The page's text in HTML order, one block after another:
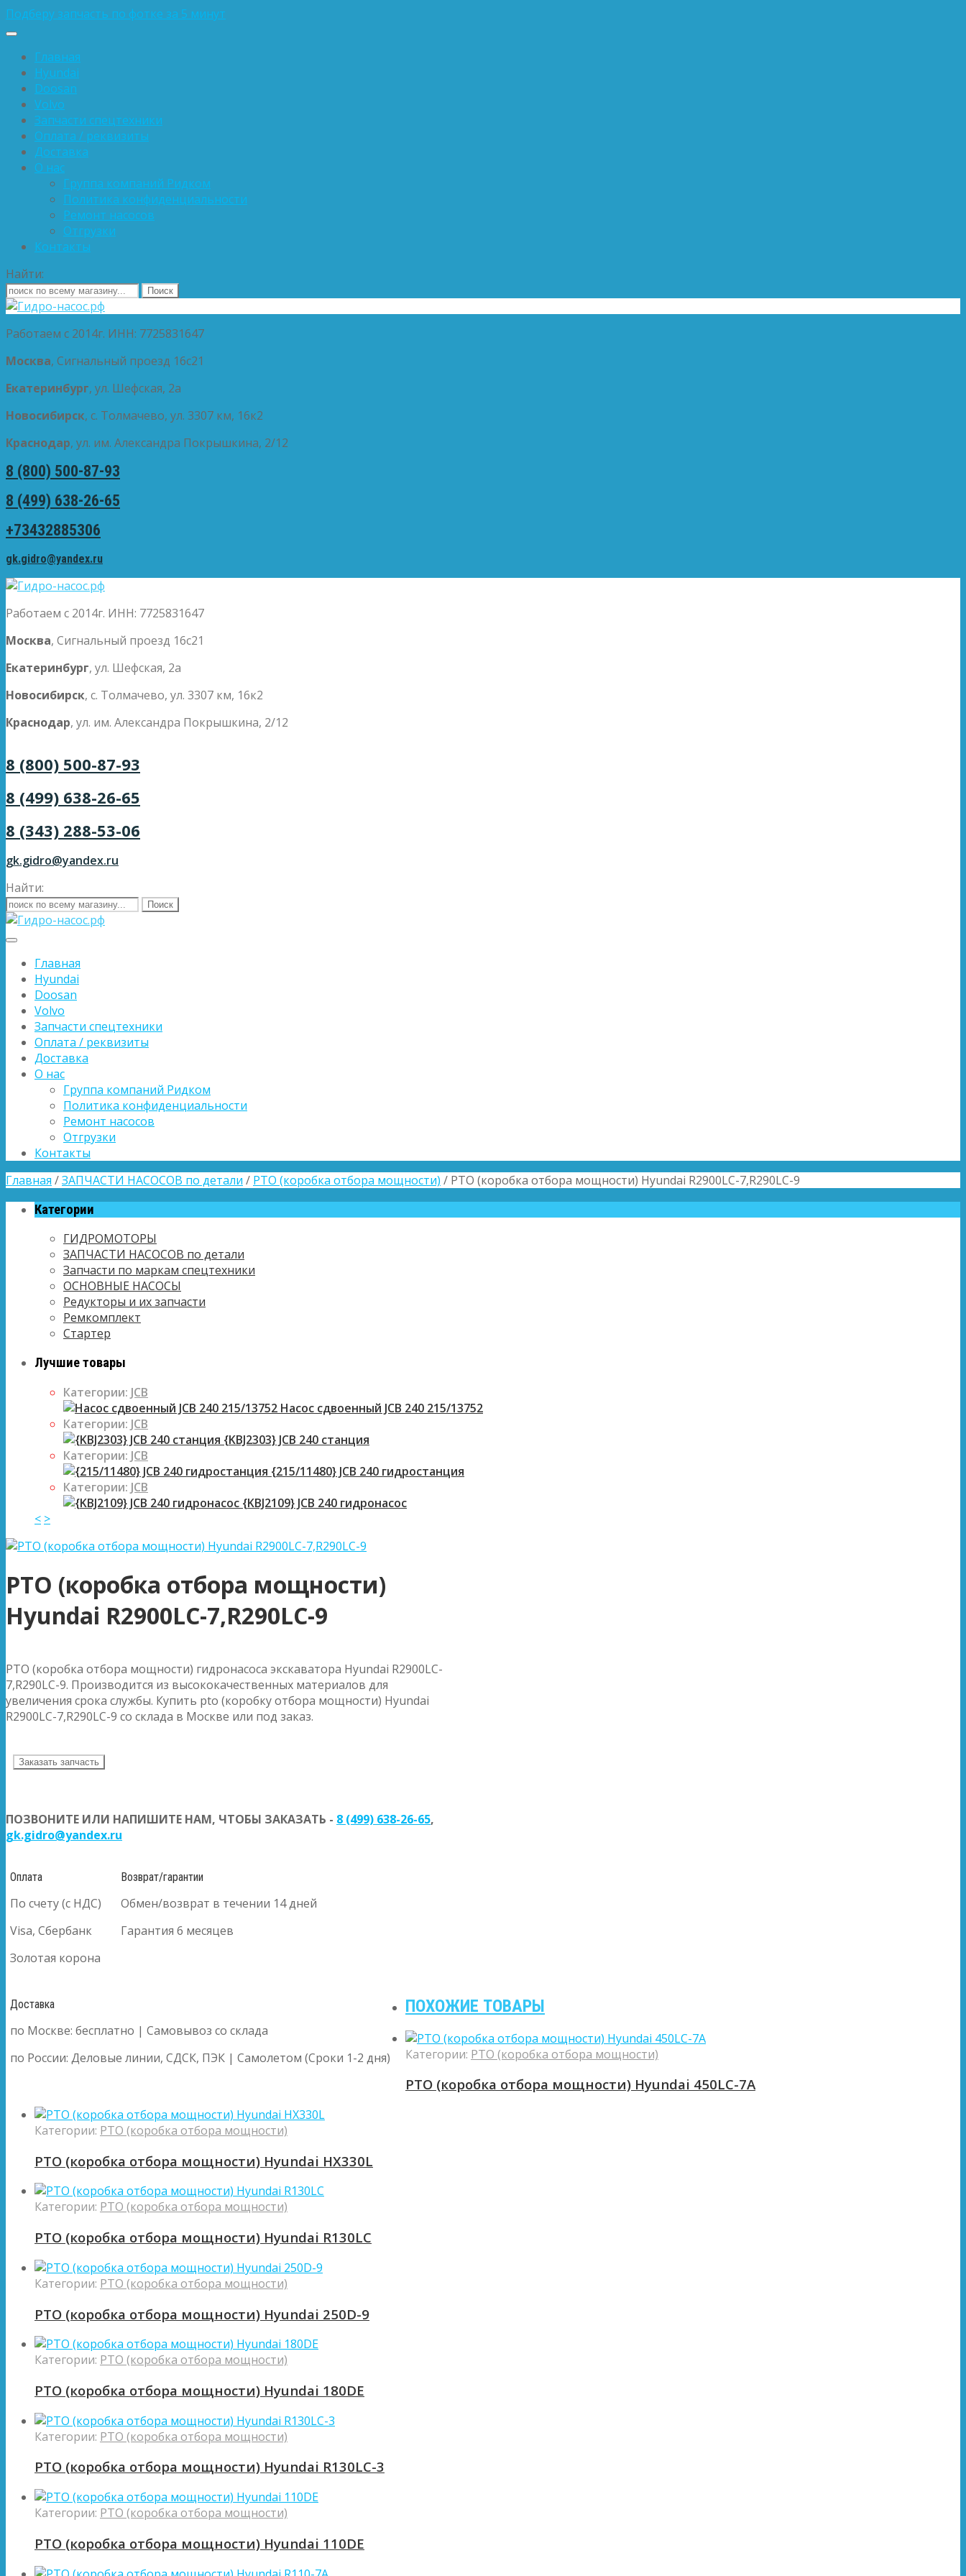
Подберу запчасть по фотке за 5 минут
Главная
Hyundai
Doosan
Volvo
Запчасти спецтехники
Оплата / реквизиты
Доставка
О нас
Группа компаний Ридком
Политика конфиденциальности
Ремонт насосов
Отгрузки
Контакты
Найти:
Работаем с 2014г. ИНН: 7725831647
Москва, Сигнальный проезд 16с21
Екатеринбург, ул. Шефская, 2а
Новосибирск, с. Толмачево, ул. 3307 км, 16к2
Краснодар, ул. им. Александра Покрышкина, 2/12
8 (800) 500-87-93
8 (499) 638-26-65
+73432885306
gk.gidro@yandex.ru
Работаем с 2014г. ИНН: 7725831647
Москва, Сигнальный проезд 16с21
Екатеринбург, ул. Шефская, 2а
Новосибирск, с. Толмачево, ул. 3307 км, 16к2
Краснодар, ул. им. Александра Покрышкина, 2/12
8 (800) 500-87-93
8 (499) 638-26-65
8 (343) 288-53-06
gk.gidro@yandex.ru
Найти:
Главная
Hyundai
Doosan
Volvo
Запчасти спецтехники
Оплата / реквизиты
Доставка
О нас
Группа компаний Ридком
Политика конфиденциальности
Ремонт насосов
Отгрузки
Контакты
Главная /ЗАПЧАСТИ НАСОСОВ по детали / PTO (коробка отбора мощности) / PTO (коробка отбора мощности) Hyundai R2900LC-7,R290LC-9
Категории
ГИДРОМОТОРЫ
ЗАПЧАСТИ НАСОСОВ по детали
Запчасти по маркам спецтехники
ОСНОВНЫЕ НАСОСЫ
Редукторы и их запчасти
Ремкомплект
Стартер
Лучшие товары
Категории: JCB
Насос сдвоенный JCB 240 215/13752
Категории: JCB
{KBJ2303} JCB 240 станция
Категории: JCB
{215/11480} JCB 240 гидростанция
Категории: JCB
{KBJ2109} JCB 240 гидронасос
< >
PTO (коробка отбора мощности)
Hyundai R2900LC-7,R290LC-9
PTO (коробка отбора мощности) гидронасоса экскаватора Hyundai R2900LC-
7,R290LC-9. Производится из высококачественных материалов для
увеличения срока службы. Купить pto (коробку отбора мощности) Hyundai
R2900LC-7,R290LC-9 со склада в Москве или под заказ.
Заказать запчасть
ПОЗВОНИТЕ ИЛИ НАПИШИТЕ НАМ, ЧТОБЫ ЗАКАЗАТЬ - 8 (499) 638-26-65,
gk.gidro@yandex.ru
Оплата
По счету (с НДС)
Visa, Сбербанк
Золотая корона
Возврат/гарантии
Обмен/возврат в течении 14 дней
Гарантия 6 месяцев
Доставка
по Москве: бесплатно | Самовывоз со склада
по России: Деловые линии, СДСК, ПЭК | Самолетом (Сроки 1-2 дня)
ПОХОЖИЕ ТОВАРЫ
Категории: PTO (коробка отбора мощности)
PTO (коробка отбора мощности) Hyundai 450LC-7A
Категории: PTO (коробка отбора мощности)
PTO (коробка отбора мощности) Hyundai HX330L
Категории: PTO (коробка отбора мощности)
PTO (коробка отбора мощности) Hyundai R130LC
Категории: PTO (коробка отбора мощности)
PTO (коробка отбора мощности) Hyundai 250D-9
Категории: PTO (коробка отбора мощности)
PTO (коробка отбора мощности) Hyundai 180DE
Категории: PTO (коробка отбора мощности)
PTO (коробка отбора мощности) Hyundai R130LC-3
Категории: PTO (коробка отбора мощности)
PTO (коробка отбора мощности) Hyundai 110DE